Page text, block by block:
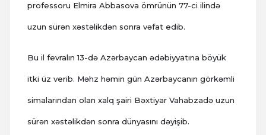
professoru Elmira Abbasova ömrünün 77-ci ilində
uzun sürən xəstəlikdən sonra vəfat edib.
Bu il fevralın 13-də Azərbaycan ədəbiyyatına böyük
itki üz verib. Məhz həmin gün Azərbaycanın görkəmli
simalarından olan xalq şairi Bəxtiyar Vahabzadə uzun
sürən xəstəlikdən sonra dünyasını dəyişib.